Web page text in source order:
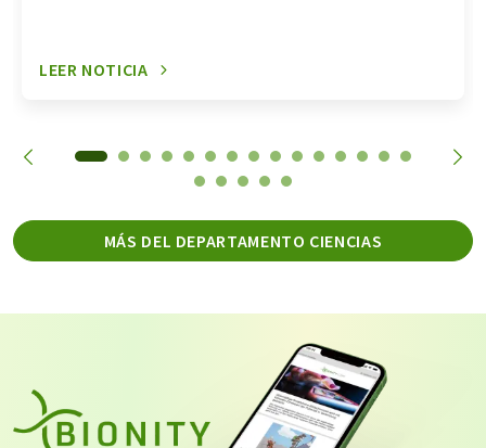
LEER NOTICIA
MÁS DEL DEPARTAMENTO CIENCIAS